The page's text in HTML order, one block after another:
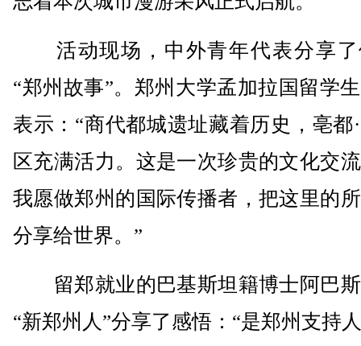
活动现场，中外青年代表分享了
“郑州故事”。郑州大学孟加拉国留学
表示：“商代都城遗址藏着历史，亳都
区充满活力。这是一次珍贵的文化交
我愿做郑州的国际传播者，把这里的
分享给世界。”
留郑就业的巴基斯坦籍博士阿巴
“新郑州人”分享了感悟：“是郑州支持